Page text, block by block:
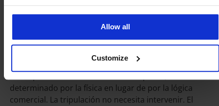
Allow all
Customize
detectar portadoras del país adyacente. Dado que la
SIM no tiene una priorización de red preferida, evalúa
todas las portadoras detectadas según la intensidad
de la señal. A medida que la portadora del país
anterior se debilita y la portadora del nuevo país se
fortalece, el dispositivo cambia a la señal más fuerte.
El traspaso ocurre en el momento óptimo,
determinado por la física en lugar de por la lógica
comercial. La tripulación no necesita intervenir. El